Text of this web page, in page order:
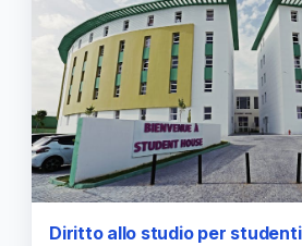
Diritto allo studio per